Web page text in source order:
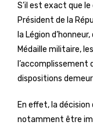
S’il est exact que
Président de la
la Légion
Médaille militaire,
l’accomplissement
dispositions
En effet, la
notamment être